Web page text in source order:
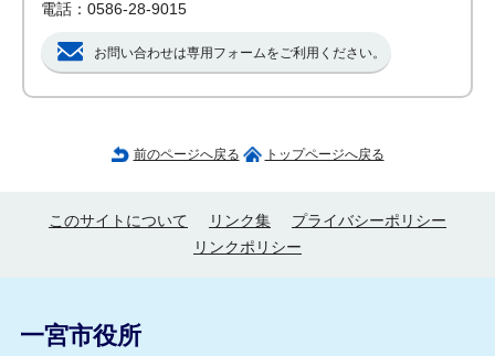
電話：0586-28-9015
お問い合わせは専用フォームをご利用ください。
前のページへ戻る トップページへ戻る
このサイトについて リンク集
プライバシーポリシー
リンクポリシー
一宮市役所